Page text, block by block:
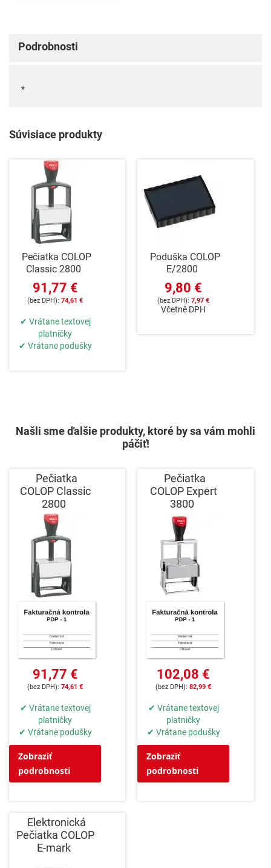
Podrobnosti
*
Súvisiace produkty
Pečiatka COLOP
Classic 2800
91,77 €
74,61 €
✔ Vrátane textovej
platničky
✔ Vrátane podušky
Poduška COLOP
E/2800
9,80 €
7,97 €
Včetně DPH
Našli sme ďalšie produkty, ktoré by sa vám mohli
páčiť!
Pečiatka
COLOP Classic
2800
91,77 €
74,61 €
✔ Vrátane textovej
platničky
✔ Vrátane podušky
Zobraziť
podrobnosti
Pečiatka
COLOP Expert
3800
102,08 €
82,99 €
✔ Vrátane textovej
platničky
✔ Vrátane podušky
Zobraziť
podrobnosti
Elektronická
Pečiatka COLOP
E-mark